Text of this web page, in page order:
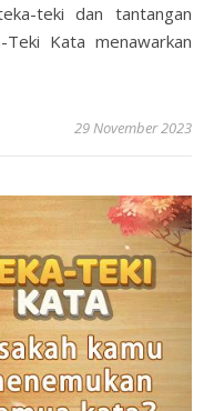
teki dan tantangan
Kata menawarkan
29 November 2023